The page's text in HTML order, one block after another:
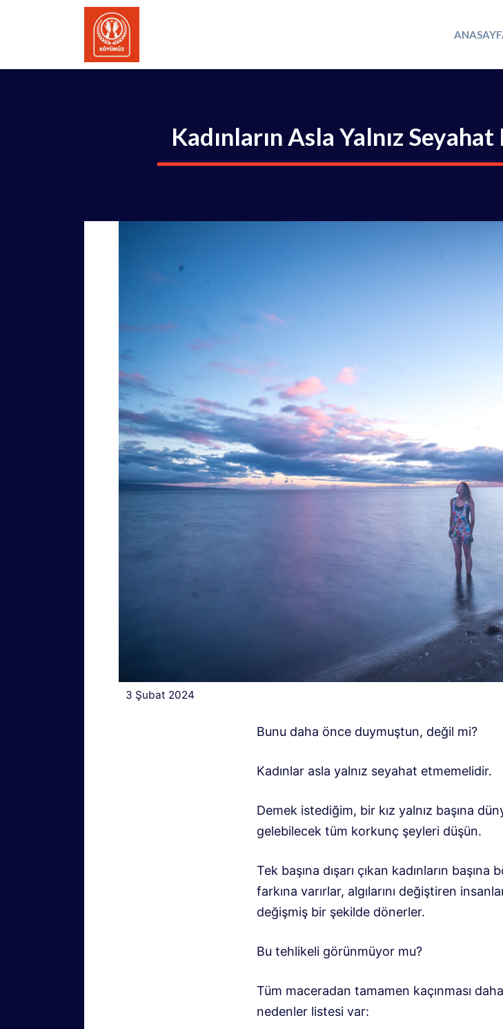
Kadınların Asla Yalnız
3 Şubat 2024
Bunu daha önce duymuştun, değil mi?
Kadınlar asla yalnız seyahat etmemelidir.
Demek istediğim, bir kız yalnız başına
gelebilecek tüm korkunç şeyleri düşün.
Tek başına dışarı çıkan kadınların
farkına varırlar, algılarını değiştiren
değişmiş bir şekilde dönerler.
Bu tehlikeli görünmüyor mu?
Tüm maceradan tamamen kaçınması
nedenler listesi var: